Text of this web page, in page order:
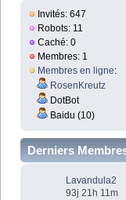
Invités: 647
Robots: 11
Caché: 0
Membres: 1
Membres en ligne:
RosenKreutz
DotBot
Baidu (10)
Derniers
Lavandula2
93j 21h 11m